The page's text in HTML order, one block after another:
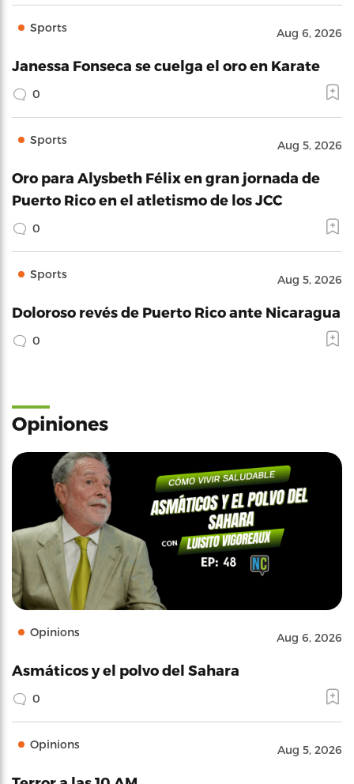
Sports Aug 6, 2026
Janessa Fonseca se cuelga el oro en Karate
0
Sports Aug 5, 2026
Oro para Alysbeth Félix en gran jornada de
Puerto Rico en el atletismo de los JCC
0
Sports Aug 5, 2026
Doloroso revés de Puerto Rico ante Nicaragua
0
Opiniones
Opinions Aug 6, 2026
Asmáticos y el polvo del Sahara
0
Opinions Aug 5, 2026